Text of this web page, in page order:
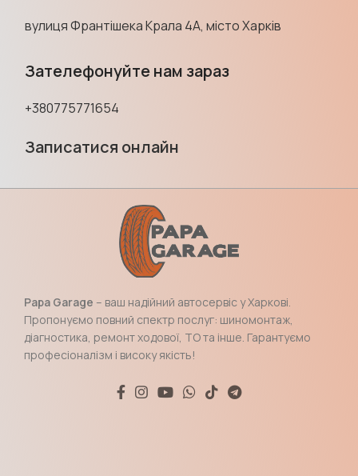
вулиця Франтішека Крала 4А, місто Харків
Зателефонуйте нам зараз
+380775771654
Записатися онлайн
Papa Garage – ваш надійний автосервіс у Харкові.
Пропонуємо повний спектр послуг: шиномонтаж,
діагностика, ремонт ходової, ТО та інше. Гарантуємо
професіоналізм і високу якість!